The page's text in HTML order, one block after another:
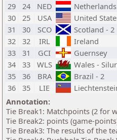
29
24 NED
30
25 USA United
31
30 SCO Scotland - 2
32
32 IRL Ireland
33
31 GCI Guernsey
34
33 WLS Wales -
35
36 BRA Brazil - 2
36
35 LIE
Annotation:
Tie Break1: Matchpoints (2 for
Tie Break2: points (game-
Tie Break3: The results of the